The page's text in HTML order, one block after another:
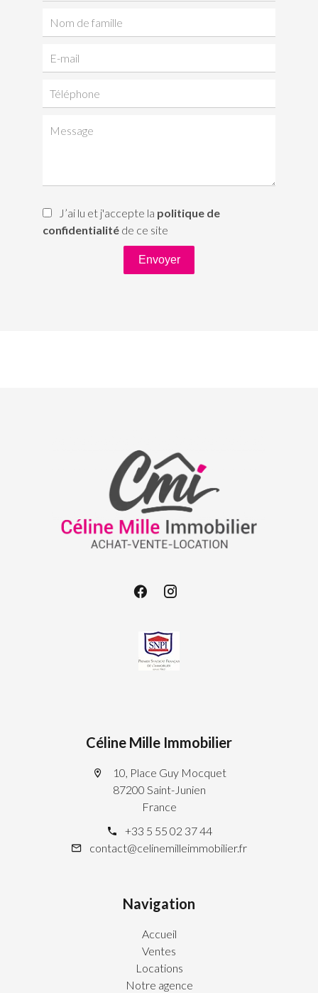
J’ai lu et j'accepte la politique de
confidentialité de ce site
Envoyer
Céline Mille Immobilier
10, Place Guy Mocquet
87200 Saint-Junien
France
+33 5 55 02 37 44
contact@celinemilleimmobilier.fr
Navigation
Accueil
Ventes
Locations
Notre agence